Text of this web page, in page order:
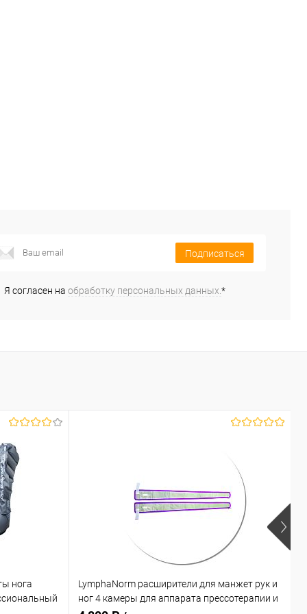
Подписаться
Я согласен на обработку персональных данных. *
нога
LymphaNorm расширители для манжет рук и
ног 4 камеры для аппарата прессотерапии и